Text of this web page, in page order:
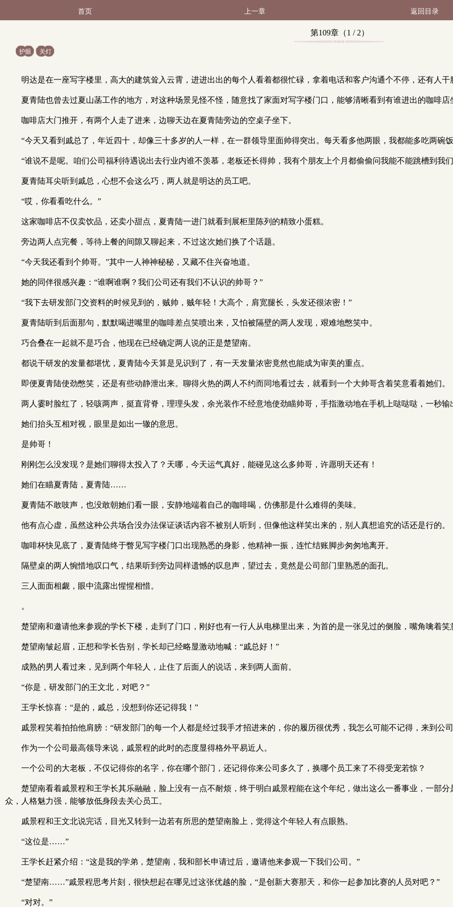
首页 上一章 返回目录
第109章（1 / 2）
护眼 关灯
明达是在一座写字楼里，高大的建筑耸入云霄，进进出出的每个人看着都很忙碌，拿着电话和客户沟通个不停，还有人
夏青陆也曾去过夏山菡工作的地方，对这种场景见怪不怪，随意找了家面对写字楼门口，能够清晰看到有谁进出的咖啡店
咖啡店大门推开，有两个人走了进来，边聊天边在夏青陆旁边的空桌子坐下。
“今天又看到戚总了，年近四十，却像三十多岁的人一样，在一群领导里面帅得突出。每天看多他两眼，我都能多吃两碗
“谁说不是呢。咱们公司福利待遇说出去行业内谁不羡慕，老板还长得帅，我有个朋友上个月都偷偷问我能不能跳槽到我
夏青陆耳尖听到戚总，心想不会这么巧，两人就是明达的员工吧。
“哎，你看看吃什么。”
这家咖啡店不仅卖饮品，还卖小甜点，夏青陆一进门就看到展柜里陈列的精致小蛋糕。
旁边两人点完餐，等待上餐的间隙又聊起来，不过这次她们换了个话题。
“今天我还看到个帅哥。”其中一人神神秘秘，又藏不住兴奋地道。
她的同伴很感兴趣：“谁啊谁啊？我们公司还有我们不认识的帅哥？”
“我下去研发部门交资料的时候见到的，贼帅，贼年轻！大高个，肩宽腿长，头发还很浓密！”
夏青陆听到后面那句，默默喝进嘴里的咖啡差点笑喷出来，又怕被隔壁的两人发现，艰难地憋笑中。
巧合叠在一起就不是巧合，他现在已经确定两人说的正是楚望南。
都说干研发的发量都堪忧，夏青陆今天算是见识到了，有一天发量浓密竟然也能成为审美的重点。
即便夏青陆使劲憋笑，还是有些动静泄出来。聊得火热的两人不约而同地看过去，就看到一个大帅哥含着笑意看着她们。
两人霎时脸红了，轻咳两声，挺直背脊，理理头发，余光装作不经意地使劲瞄帅哥，手指激动地在手机上哒哒哒，一秒输
她们抬头互相对视，眼里是如出一辙的意思。
是帅哥！
刚刚怎么没发现？是她们聊得太投入了？天哪，今天运气真好，能碰见这么多帅哥，许愿明天还有！
她们在瞄夏青陆，夏青陆……
夏青陆不敢吱声，也没敢朝她们看一眼，安静地端着自己的咖啡喝，仿佛那是什么难得的美味。
他有点心虚，虽然这种公共场合没办法保证谈话内容不被别人听到，但像他这样笑出来的，别人真想追究的话还是行的。
咖啡杯快见底了，夏青陆终于瞥见写字楼门口出现熟悉的身影，他精神一振，连忙结账脚步匆匆地离开。
隔壁桌的两人惋惜地叹口气，结果听到旁边同样遗憾的叹息声，望过去，竟然是公司部门里熟悉的面孔。
三人面面相觑，眼中流露出惺惺相惜。
。
楚望南和邀请他来参观的学长下楼，走到了门口，刚好也有一行人从电梯里出来，为首的是一张见过的侧脸，嘴角噙着笑
楚望南皱起眉，正想和学长告别，学长却已经略显激动地喊：“戚总好！”
成熟的男人看过来，见到两个年轻人，止住了后面人的说话，来到两人面前。
“你是，研发部门的王文北，对吧？”
王学长惊喜：“是的，戚总，没想到你还记得我！”
戚景程笑着拍拍他肩膀：“研发部门的每一个人都是经过我手才招进来的，你的履历很优秀，我怎么可能不记得，来到公
作为一个公司最高领导来说，戚景程的此时的态度显得格外平易近人。
一个公司的大老板，不仅记得你的名字，你在哪个部门，还记得你来公司多久了，换哪个员工来了不得受宠若惊？
楚望南看着戚景程和王学长其乐融融，脸上没有一点不耐烦，终于明白戚景程能在这个年纪，做出这么一番事业，一部
众，人格魅力强，能够放低身段去关心员工。
戚景程和王文北说完话，目光又转到一边若有所思的楚望南脸上，觉得这个年轻人有点眼熟。
“这位是……”
王学长赶紧介绍：“这是我的学弟，楚望南，我和部长申请过后，邀请他来参观一下我们公司。”
“楚望南……”戚景程思考片刻，很快想起在哪见过这张优越的脸，“是创新大赛那天，和你一起参加比赛的人员对吧？”
“对对。”